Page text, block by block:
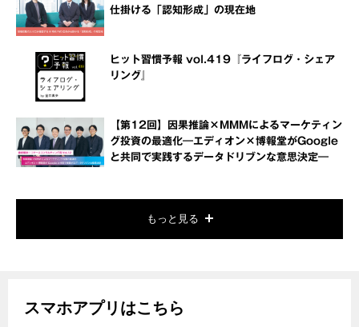
仕掛ける「認知形成」の現在地
ヒット習慣予報 vol.419『ライフログ・シェア
リング』
【第12回】因果推論×MMMによるマーケティン
グ投資の最適化―エディオン×博報堂がGoogle
と共同で実践するデータドリブンな意思決定―
もっと見る
スマホアプリはこちら